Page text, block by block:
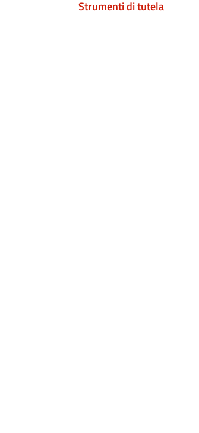
Strumenti di tutela